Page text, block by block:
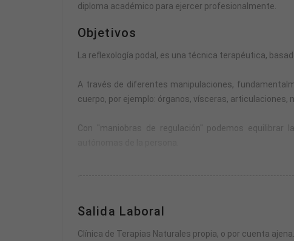
diploma académico para ejercer profesionalmente.
Objetivos
La reflexología podal, es una técnica terapéutica,
A través de diferentes manipulaciones,
cuerpo, por ejemplo: órganos, vísceras, articulaciones,
Con "maniobras de regulación" podemos
Salida Laboral
Clínica de Terapias Naturales propia, o por cuenta ajena.